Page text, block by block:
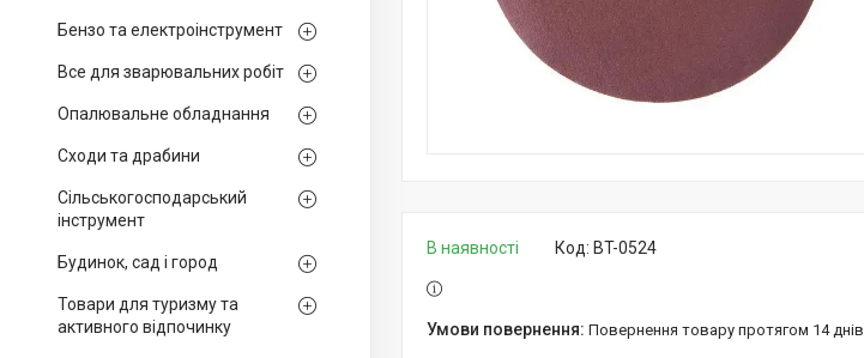
Бензо та електроінструмент
Все для зварювальних робіт
Опалювальне обладнання
Сходи та драбини
Сільськогосподарський
інструмент
Будинок, сад і город
Товари для туризму та
активного відпочинку
В наявності Код: BT-0524
повернення товару протягом 14 днів